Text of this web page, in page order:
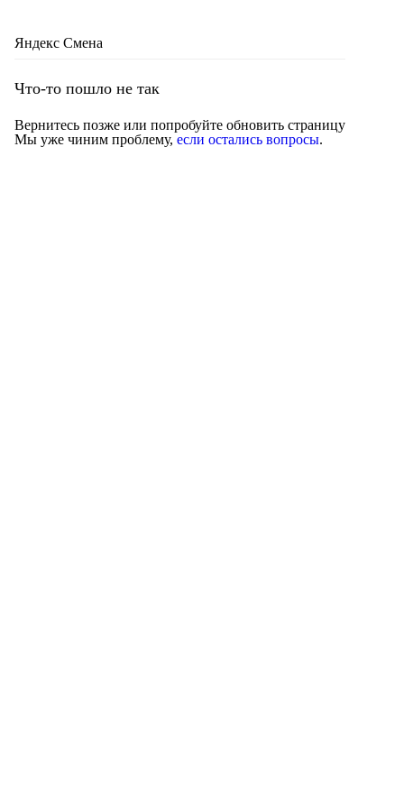
Яндекс Смена
Что-то пошло не так
Вернитесь позже или попробуйте обновить страницу
Мы уже чиним проблему, если остались вопросы.